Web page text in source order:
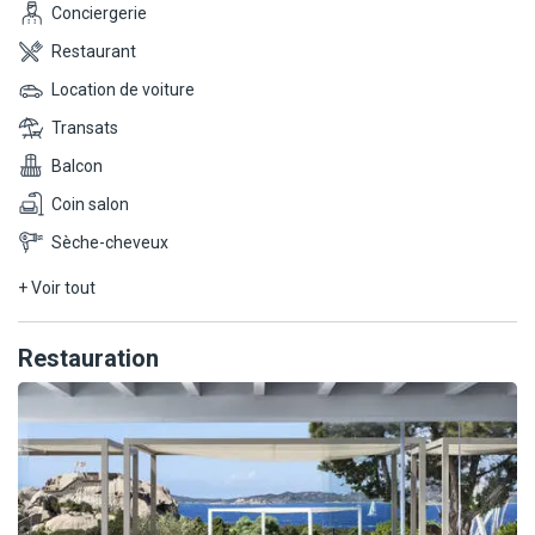
véranda. Plus spacieuse, elle propose un agréable espace détente
composé de canapés, de fauteuils et d'un coin télévision.
Conciergerie
Restaurant
Location de voiture
Transats
Balcon
Coin salon
Sèche-cheveux
+ Voir tout
Restauration